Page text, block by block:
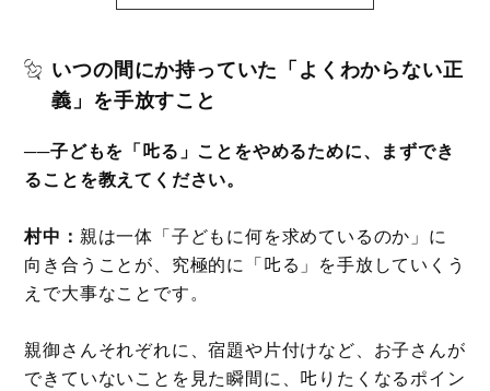
いつの間にか持っていた「よくわからない正
義」を手放すこと
──子どもを「𠮟る」ことをやめるために、まずでき
ることを教えてください。
村中： 親は一体「子どもに何を求めているのか」に
向き合うことが、究極的に「𠮟る」を手放していくう
えで大事なことです。
親御さんそれぞれに、宿題や片付けなど、お子さんが
できていないことを見た瞬間に、𠮟りたくなるポイン